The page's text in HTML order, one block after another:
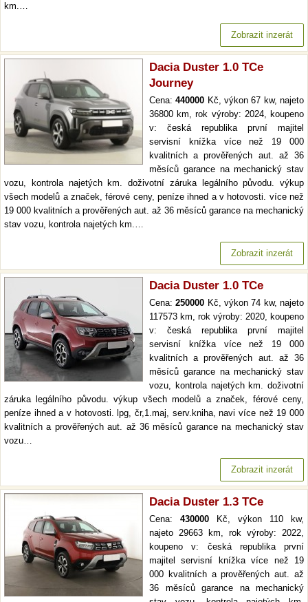
km.…
Zobrazit inzerát
Dacia Duster 1.0 TCe
Journey
Cena:440000 Kč, výkon 67 kw, najeto
36800 km, rok výroby: 2024, koupeno
v: česká republika první majitel
servisní knížka více než 19 000
kvalitních a prověřených aut. až 36
měsíců garance na mechanický stav
vozu, kontrola najetých km. doživotní záruka legálního původu. výkup
všech modelů a značek, férové ceny, peníze ihned a v hotovosti. více než
19 000 kvalitních a prověřených aut. až 36 měsíců garance na mechanický
stav vozu, kontrola najetých km.…
Zobrazit inzerát
Dacia Duster 1.0 TCe
Cena:250000 Kč, výkon 74 kw, najeto
117573 km, rok výroby: 2020, koupeno
v: česká republika první majitel
servisní knížka více než 19 000
kvalitních a prověřených aut. až 36
měsíců garance na mechanický stav
vozu, kontrola najetých km. doživotní
záruka legálního původu. výkup všech modelů a značek, férové ceny,
peníze ihned a v hotovosti. lpg, čr,1.maj, serv.kniha, navi více než 19 000
kvalitních a prověřených aut. až 36 měsíců garance na mechanický stav
vozu…
Zobrazit inzerát
Dacia Duster 1.3 TCe
Cena: 430000 Kč, výkon 110 kw,
najeto 29663 km, rok výroby: 2022,
koupeno v: česká republika první
majitel servisní knížka více než 19
000 kvalitních a prověřených aut. až
36 měsíců garance na mechanický